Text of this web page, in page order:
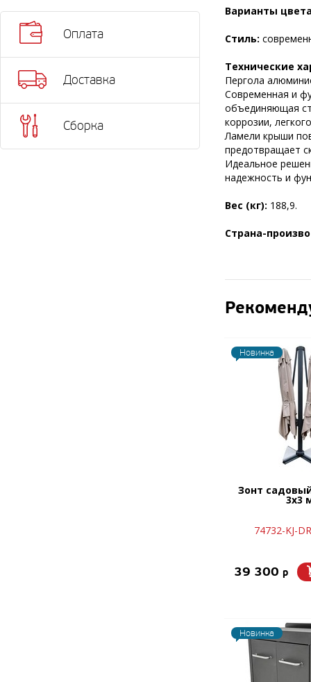
Оплата
Доставка
Сборка
Варианты
Стиль:
Технические
Пергола
Современная и
объединяющая
коррозии,
Ламели крыши
предотвращает
Идеальное
надежность и
Вес (кг): 188,9.
Страна-
Новинка
Зонт
3х3
74732-KJ-
39 300 p
Новинка